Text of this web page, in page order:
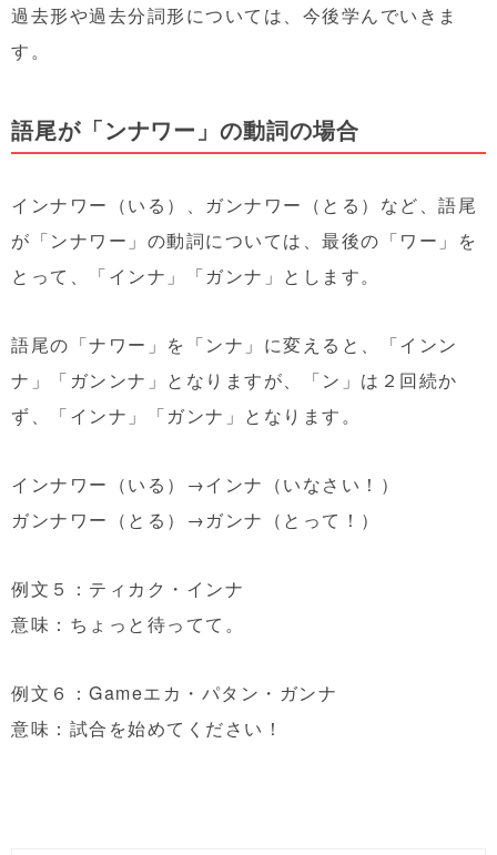
過去形や過去分詞形については、今後学んでいきま
す。
語尾が「ンナワー」の動詞の場合
インナワー（いる）、ガンナワー（とる）など、語尾
が「ンナワー」の動詞については、最後の「ワー」を
とって、「インナ」「ガンナ」とします。
語尾の「ナワー」を「ンナ」に変えると、「インン
ナ」「ガンンナ」となりますが、「ン」は２回続か
ず、「インナ」「ガンナ」となります。
インナワー（いる）→インナ（いなさい！）
ガンナワー（とる）→ガンナ（とって！）
例文５：ティカク・インナ
意味：ちょっと待ってて。
例文６：Gameエカ・パタン・ガンナ
意味：試合を始めてください！